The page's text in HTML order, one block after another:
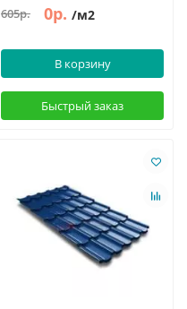
605р. 0р. /м2
В корзину
Быстрый заказ